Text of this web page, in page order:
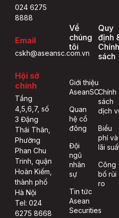
024 6275
8888
Email
cskh@aseansc.com.vn
Hội sở
chính
Tầng
4,5,6,7, số
3 Đặng
Thái Thân,
Phường
Phan Chu
Trinh, quận
Hoàn Kiếm,
thành phố
Hà Nội
Tel: 024
6275 8668
Về
chúng
tôi
Giới thiệu
AseanSC
Quan
hệ cổ
đông
Đội
ngũ
nhân
sự
Tin tức
Asean
Securities
Quy
định
Chính
sách
Chính
sách
dịch
Biểu
phí và
lãi
Công
bố rủi
ro